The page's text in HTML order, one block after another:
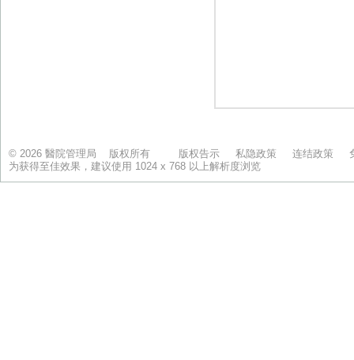
© 2026 醫院管理局 版权所有 版权告示 私隐政策 连结政策
为获得至佳效果，建议使用 1024 x 768 以上解析度浏览